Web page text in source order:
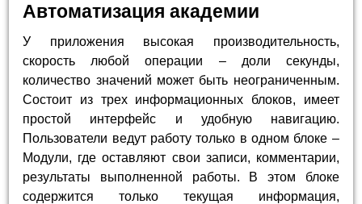
Автоматизация академии
У приложения высокая производительность,
скорость любой операции – доли секунды,
количество значений может быть неограниченным.
Состоит из трех информационных блоков, имеет
простой интерфейс и удобную навигацию.
Пользователи ведут работу только в одном блоке –
Модули, где оставляют свои записи, комментарии,
результаты выполненной работы. В этом блоке
содержится только текущая информация,